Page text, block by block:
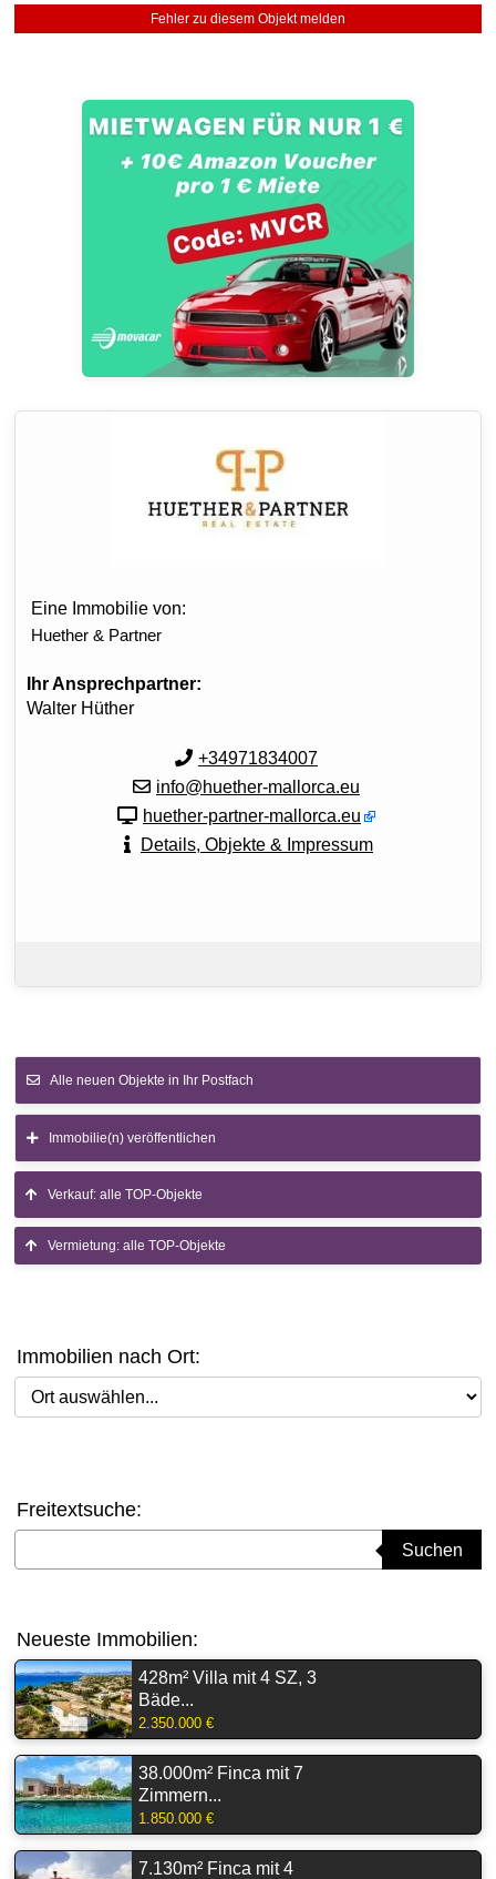
Fehler zu diesem Objekt melden
Eine Immobilie von:
Huether & Partner
Ihr Ansprechpartner:
Walter Hüther
+34971834007
info@huether-mallorca.eu
huether-partner-mallorca.eu
Details, Objekte & Impressum
Alle neuen Objekte in Ihr Postfach
Immobilie(n) veröffentlichen
Verkauf: alle TOP-Objekte
Vermietung: alle TOP-Objekte
Immobilien nach Ort:
Ort auswählen
Freitextsuche:
Suchen
Neueste Immobilien:
428m² Villa mit 4 SZ, 3
Bäde...
2.350.000 €
38.000m² Finca mit 7
Zimmern...
1.850.000 €
7.130m² Finca mit 4